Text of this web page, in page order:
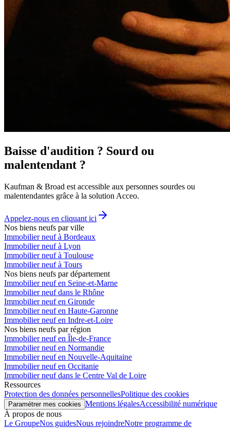
Baisse d'audition ? Sourd ou
malentendant ?
Kaufman & Broad est accessible aux personnes sourdes ou
malentendantes grâce à la solution Acceo.
Appelez-nous en cliquant ici
Nos biens neufs par ville
Immobilier neuf à Bordeaux
Immobilier neuf à Lyon
Immobilier neuf à Toulouse
Immobilier neuf à Tours
Nos biens neufs par département
Immobilier neuf en Seine-et-Marne
Immobilier neuf dans le Rhône
Immobilier neuf en Gironde
Immobilier neuf en Haute-Garonne
Immobilier neuf en Indre-et-Loire
Nos biens neufs par région
Immobilier neuf en Île-de-France
Immobilier neuf en Normandie
Immobilier neuf en Nouvelle-Aquitaine
Immobilier neuf en Occitanie
Immobilier neuf dans le Centre Val de Loire
Ressources
Protection des données personnellesPolitique des cookies
Paramétrer mes cookies Mentions légalesAccessibilité numérique
À propos de nous
Le GroupeNos guidesNous rejoindreNotre programme de